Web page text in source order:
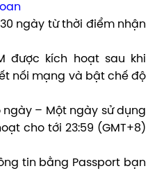
ngày từ thời điểm nhận
được kích hoạt sau khi
nối mạng và bật chế độ
ngày – Một ngày sử dụng
cho tới 23:59 (GMT+8)
tin bằng Passport bạn